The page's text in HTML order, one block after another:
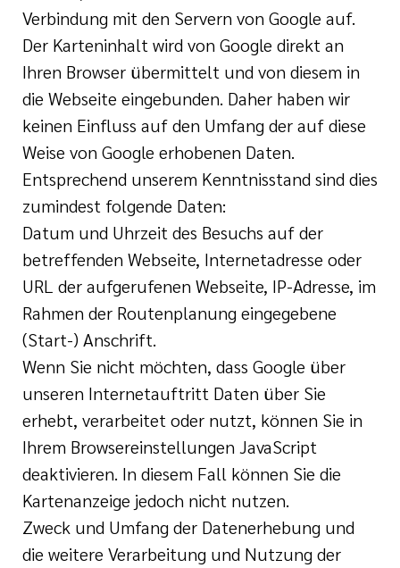
Verbindung mit den Servern von Google auf.
Der Karteninhalt wird von Google direkt an
Ihren Browser übermittelt und von diesem in
die Webseite eingebunden. Daher haben wir
keinen Einfluss auf den Umfang der auf diese
Weise von Google erhobenen Daten.
Entsprechend unserem Kenntnisstand sind dies
zumindest folgende Daten:
Datum und Uhrzeit des Besuchs auf der
betreffenden Webseite, Internetadresse oder
URL der aufgerufenen Webseite, IP-Adresse, im
Rahmen der Routenplanung eingegebene
(Start-) Anschrift.
Wenn Sie nicht möchten, dass Google über
unseren Internetauftritt Daten über Sie
erhebt, verarbeitet oder nutzt, können Sie in
Ihrem Browsereinstellungen JavaScript
deaktivieren. In diesem Fall können Sie die
Kartenanzeige jedoch nicht nutzen.
Zweck und Umfang der Datenerhebung und
die weitere Verarbeitung und Nutzung der